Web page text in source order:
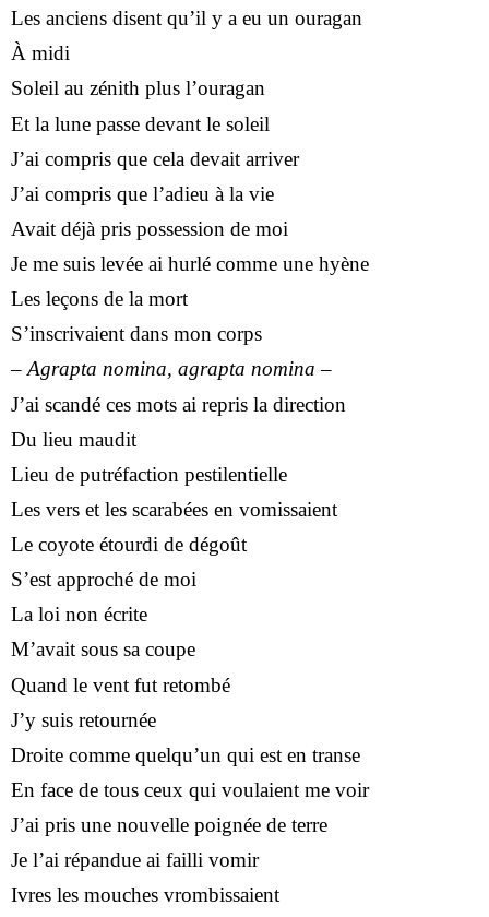
Les anciens disent qu’il y a eu un ouragan
À midi
Soleil au zénith plus l’ouragan
Et la lune passe devant le soleil
J’ai compris que cela devait arriver
J’ai compris que l’adieu à la vie
Avait déjà pris possession de moi
Je me suis levée ai hurlé comme une hyène
Les leçons de la mort
S’inscrivaient dans mon corps
–Agrapta nomina, agrapta nomina –
J’ai scandé ces mots ai repris la direction
Du lieu maudit
Lieu de putréfaction pestilentielle
Les vers et les scarabées en vomissaient
Le coyote étourdi de dégoût
S’est approché de moi
La loi non écrite
M’avait sous sa coupe
Quand le vent fut retombé
J’y suis retournée
Droite comme quelqu’un qui est en transe
En face de tous ceux qui voulaient me voir
J’ai pris une nouvelle poignée de terre
Je l’ai répandue ai failli vomir
Ivres les mouches vrombissaient